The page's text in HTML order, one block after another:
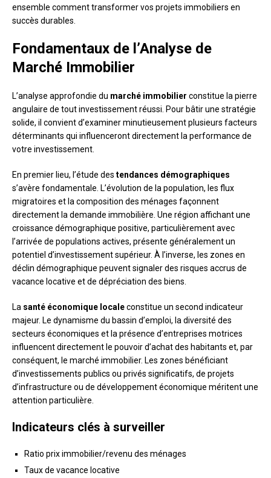
ensemble comment transformer vos projets immobiliers en
succès durables.
Fondamentaux de l’Analyse de
Marché Immobilier
L’analyse approfondie du marché immobilier constitue la pierre
angulaire de tout investissement réussi. Pour bâtir une stratégie
solide, il convient d’examiner minutieusement plusieurs facteurs
déterminants qui influenceront directement la performance de
votre investissement.
En premier lieu, l’étude des tendances démographiques
s’avère fondamentale. L’évolution de la population, les flux
migratoires et la composition des ménages façonnent
directement la demande immobilière. Une région affichant une
croissance démographique positive, particulièrement avec
l’arrivée de populations actives, présente généralement un
potentiel d’investissement supérieur. À l’inverse, les zones en
déclin démographique peuvent signaler des risques accrus de
vacance locative et de dépréciation des biens.
La santé économique localeconstitue un second indicateur
majeur. Le dynamisme du bassin d’emploi, la diversité des
secteurs économiques et la présence d’entreprises motrices
influencent directement le pouvoir d’achat des habitants et, par
conséquent, le marché immobilier. Les zones bénéficiant
d’investissements publics ou privés significatifs, de projets
d’infrastructure ou de développement économique méritent une
attention particulière.
Indicateurs clés à surveiller
Ratio prix immobilier/revenu des ménages
Taux de vacance locative